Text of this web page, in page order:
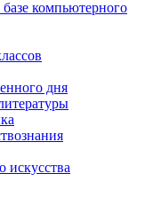
базе компьютерного
дня
искусства